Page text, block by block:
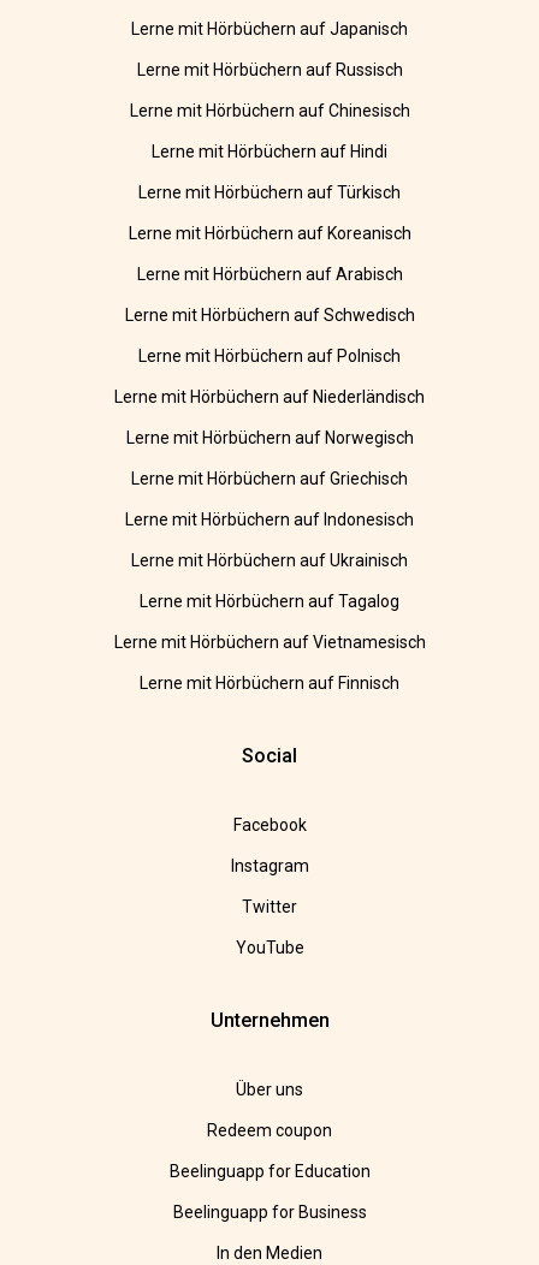
Lerne mit Hörbüchern auf Japanisch
Lerne mit Hörbüchern auf Russisch
Lerne mit Hörbüchern auf Chinesisch
Lerne mit Hörbüchern auf Hindi
Lerne mit Hörbüchern auf Türkisch
Lerne mit Hörbüchern auf Koreanisch
Lerne mit Hörbüchern auf Arabisch
Lerne mit Hörbüchern auf Schwedisch
Lerne mit Hörbüchern auf Polnisch
Lerne mit Hörbüchern auf Niederländisch
Lerne mit Hörbüchern auf Norwegisch
Lerne mit Hörbüchern auf Griechisch
Lerne mit Hörbüchern auf Indonesisch
Lerne mit Hörbüchern auf Ukrainisch
Lerne mit Hörbüchern auf Tagalog
Lerne mit Hörbüchern auf Vietnamesisch
Lerne mit Hörbüchern auf Finnisch
Social
Facebook
Instagram
Twitter
YouTube
Unternehmen
Über uns
Redeem coupon
Beelinguapp for Education
Beelinguapp for Business
In den Medien